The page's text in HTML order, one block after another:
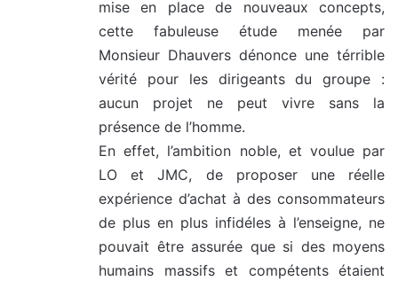
mise en place de nouveaux concepts,
cette fabuleuse étude menée par
Monsieur Dhauvers dénonce une térrible
vérité pour les dirigeants du groupe :
aucun projet ne peut vivre sans la
présence de l’homme.
En effet, l’ambition noble, et voulue par
LO et JMC, de proposer une réelle
expérience d’achat à des consommateurs
de plus en plus infidéles à l’enseigne, ne
pouvait être assurée que si des moyens
humains massifs et compétents étaient